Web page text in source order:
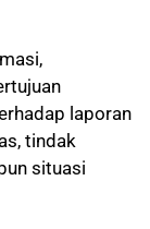
laporan
tindak
situasi